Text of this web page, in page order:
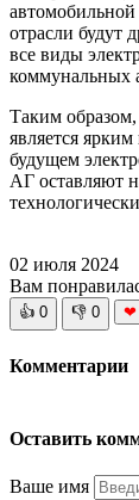
отрасли будут
все виды
коммунальных
Таким
является
будущем
АГ оставляют
02 июля 2024
Вам
👍 0 👎 0 ❤
Комментарии
Оставить
Ваше имя